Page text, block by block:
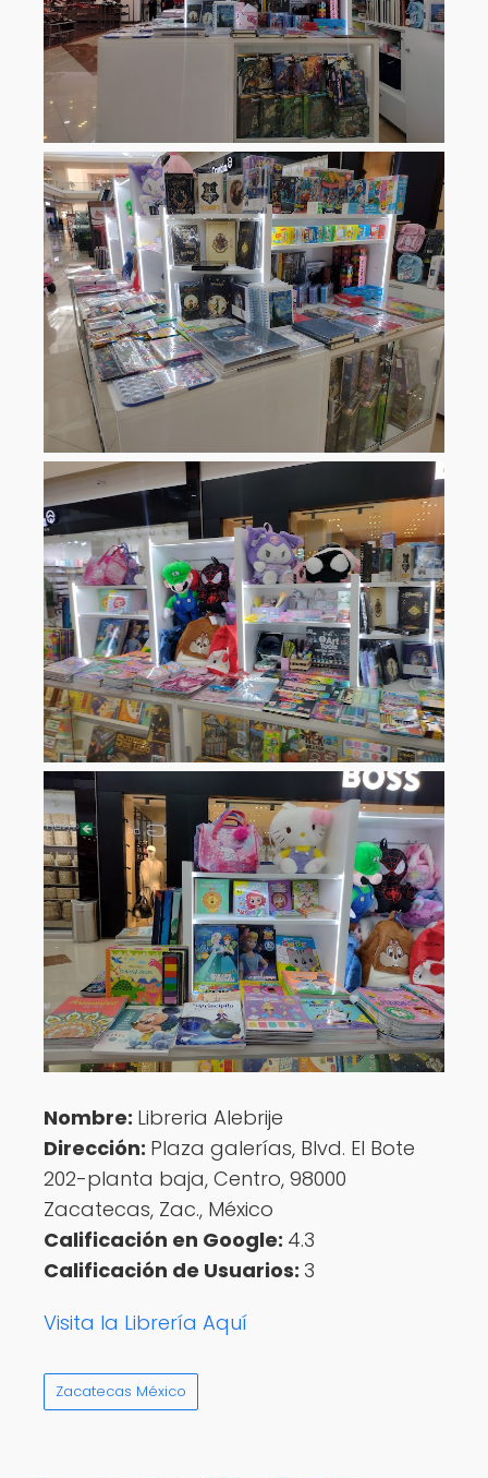
Nombre: Libreria Alebrije
Dirección: Plaza galerías, Blvd. El Bote
202-planta baja, Centro, 98000
Zacatecas, Zac., México
Calificación en Google: 4.3
Calificación de Usuarios: 3
Visita la Librería Aquí
Zacatecas México